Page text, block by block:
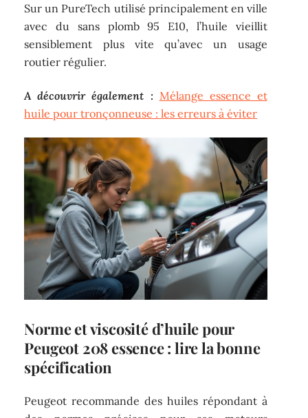
Sur un PureTech utilisé principalement en ville
avec du sans plomb 95 E10, l’huile vieillit
sensiblement plus vite qu’avec un usage
routier régulier.
A découvrir également : Mélange essence et
huile pour tronçonneuse : les erreurs à éviter
Norme et viscosité d’huile pour
Peugeot 208 essence : lire la bonne
spécification
Peugeot recommande des huiles répondant à